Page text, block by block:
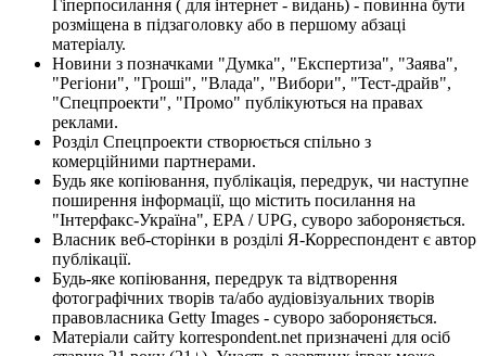
Гіперпосилання ( для інтернет - видань) - повинна бути
розміщена в підзаголовку або в першому абзаці
матеріалу.
Новини з позначками "Думка", "Експертиза", "Заява",
"Регіони", "Гроші", "Влада", "Вибори", "Тест-драйв",
"Спецпроекти", "Промо" публікуються на правах
реклами.
Розділ Спецпроекти створюється спільно з
комерційними партнерами.
Будь яке копіювання, публікація, передрук, чи наступне
поширення інформації, що містить посилання на
"Інтерфакс-Україна", EPA / UPG, суворо забороняється.
Власник веб-сторінки в розділі Я-Корреспондент є автор
публікації.
Будь-яке копіювання, передрук та відтворення
фотографічних творів та/або аудіовізуальних творів
правовласника Getty Images - суворо забороняється.
Матеріали сайту korrespondent.net призначені для осіб